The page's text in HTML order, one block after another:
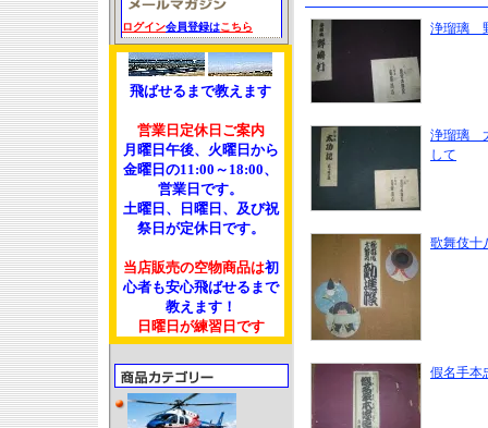
ログイン会員登録はこちら
飛ばせるまで教えます
営業日定休日ご案内
月曜日午後、火曜日から
金曜日の11:00～18:00、
営業日です。
土曜日、日曜日、及び祝
祭日が定休日です。
当店販売の空物商品は初
心者も安心飛ばせるまで
教えます！
日曜日が練習日です
浄瑠璃
浄瑠璃
して
歌舞伎
假名手本